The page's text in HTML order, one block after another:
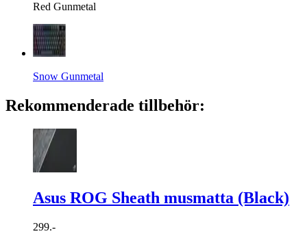
Red Gunmetal
Snow Gunmetal
Rekommenderade tillbehör:
Asus ROG Sheath musmatta (Black)
299.-